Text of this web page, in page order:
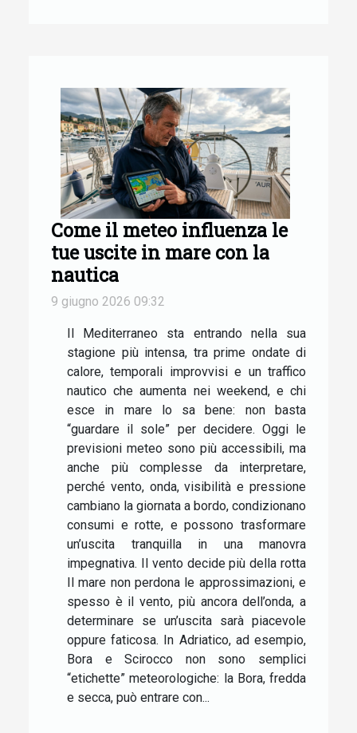
Come il meteo influenza le
tue uscite in mare con la
nautica
9 giugno 2026 09:32
Il Mediterraneo sta entrando nella sua
stagione più intensa, tra prime ondate di
calore, temporali improvvisi e un traffico
nautico che aumenta nei weekend, e chi
esce in mare lo sa bene: non basta
“guardare il sole” per decidere. Oggi le
previsioni meteo sono più accessibili, ma
anche più complesse da interpretare,
perché vento, onda, visibilità e pressione
cambiano la giornata a bordo, condizionano
consumi e rotte, e possono trasformare
un’uscita tranquilla in una manovra
impegnativa. Il vento decide più della rotta
Il mare non perdona le approssimazioni, e
spesso è il vento, più ancora dell’onda, a
determinare se un’uscita sarà piacevole
oppure faticosa. In Adriatico, ad esempio,
Bora e Scirocco non sono semplici
“etichette” meteorologiche: la Bora, fredda
e secca, può entrare con...